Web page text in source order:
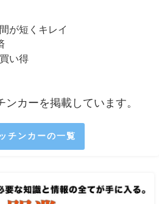
が短くキレイ
い得
カーを掲載しています。
チンカーの一覧